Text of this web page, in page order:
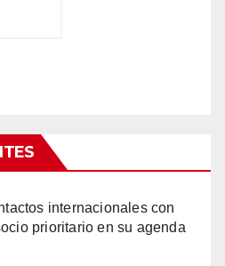
internacionales con
prioritario en su agenda